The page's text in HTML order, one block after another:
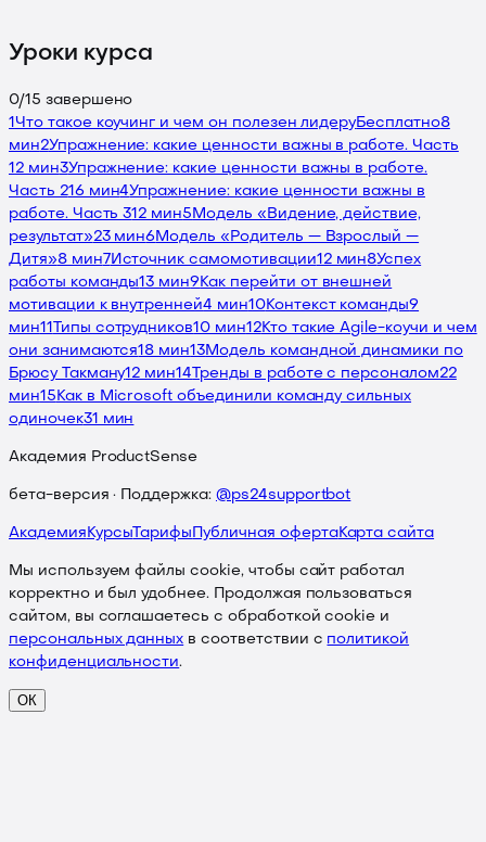
Уроки курса
0/15 завершено
1 Что такое коучинг и чем он полезен лидеруБесплатно8
мин2Упражнение: какие ценности важны в работе. Часть
1 2 мин3Упражнение: какие ценности важны в работе.
Часть 216 мин4Упражнение: какие ценности важны в
работе. Часть 312 мин5 Модель «Видение, действие,
результат»23 мин6 Модель «Родитель — Взрослый —
Дитя»8 мин 7Источник самомотивации12 мин8Успех
работы команды13 мин9 Как перейти от внешней
мотивации к внутренней4 мин10Контекст команды9
мин11 Типы сотрудников10 мин12Кто такие Agile-коучи и чем
они занимаются18 мин13 Модель командной динамики по
Брюсу Такману12 мин14 Тренды в работе с персоналом22
мин15 Как в Microsoft объединили команду сильных
одиночек31 мин
Академия ProductSense
бета-версия · Поддержка: @ps24supportbot
Академия Курсы Тарифы Публичная офертаКарта сайта
Мы используем файлы cookie, чтобы сайт работал
корректно и был удобнее. Продолжая пользоваться
сайтом, вы соглашаетесь с обработкой cookie и
персональных данных в соответствии с политикой
конфиденциальности.
ОК